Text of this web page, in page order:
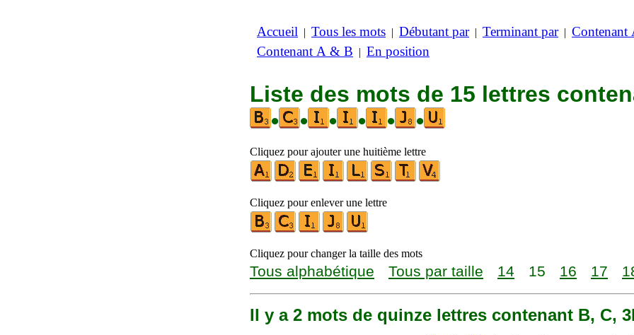
Accueil | Tous les mots | Débutant par| Terminant par| Contenant
Contenant A & B | En position
Liste des mots de 15 lettres
•
• • • • •
Cliquez pour ajouter une huitième lettre
Cliquez pour enlever une lettre
Cliquez pour changer la taille des mots
Tous alphabétique Tous par taille 14 15 16 17
Il y a 2 mots de quinze lettres contenant B, C,